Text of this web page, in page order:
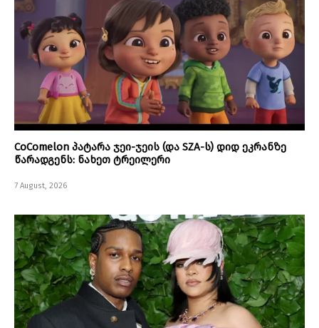
CoComelon პატარა ჯეი-ჯეის (და SZA-ს) დიდ ეკრანზე
წარადგენს: ნახეთ ტრეილერი
7 August, 2026